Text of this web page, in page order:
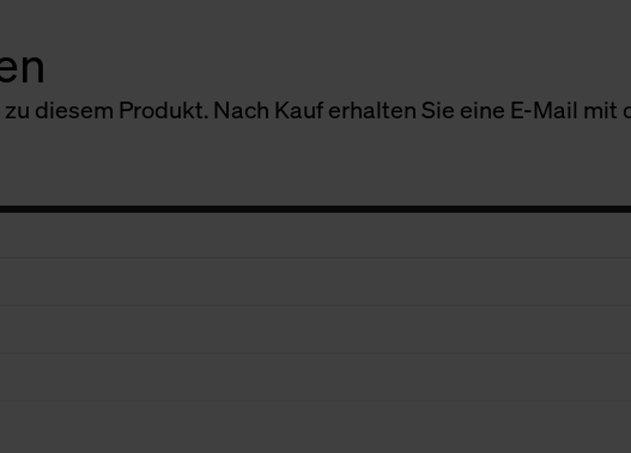
diesem Produkt. Nach Kauf erhalten Sie eine E-Mail